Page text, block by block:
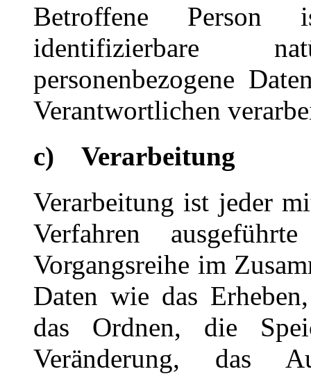
Betroffene
identifizierbare
personenbezogene
Verantwortlichen
c) Verarbeitung
Verarbeitung ist jeder
Verfahren
Vorgangsreihe im
Daten wie das
das Ordnen, die
Veränderung, das